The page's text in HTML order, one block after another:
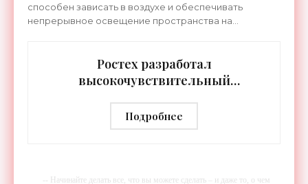
способен зависать в воздухе и обеспечивать
непрерывное освещение пространства на
Ростех разработал
высокочувствительный
дальностью распознавания до 2 км
- «Гаджеты»
Подробнее
-- Начинайте делать все, что вы можете сделать – и даже то, о чем